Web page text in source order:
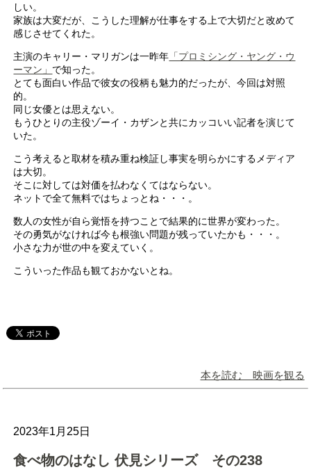
しい。
家族は大変だが、こうした理解が仕事をする上で大切だと改めて
感じさせてくれた。
主演のキャリー・マリガンは一昨年 「プロミシング・ヤング・ウ
ーマン」 で知った。
とても面白い作品で彼女の役柄も魅力的だったが、今回は対照
的。
同じ女優とは思えない。
もうひとりの主役ゾーイ・カザンと共にカッコいい記者を演じて
いた。
こう考えると取材を積み重ね検証し事実を明らかにするメディア
は大切。
そこに対しては対価を払わなくてはならない。
ネットで全て無料ではちょっとね・・・。
数人の女性が自ら覚悟を持つことで結果的に世界が変わった。
その勇気がなければ今も根強い問題が残っていたかも・・・。
小さな力が世の中を変えていく。
こういった作品も観ておかないとね。
本を読む 映画を観る
2023年1月25日
食べ物のはなし 伏見シリーズ その238